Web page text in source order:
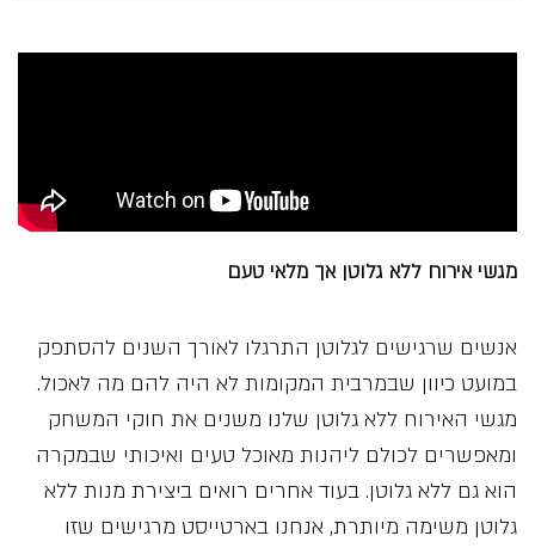
מגשי אירוח ללא גלוטן אך מלאי טעם
אנשים שרגישים לגלוטן התרגלו לאורך השנים להסתפק
במועט כיוון שבמרבית המקומות לא היה להם מה לאכול.
מגשי האירוח ללא גלוטן שלנו משנים את חוקי המשחק
ומאפשרים לכולם ליהנות מאוכל טעים ואיכותי שבמקרה
הוא גם ללא גלוטן. בעוד אחרים רואים ביצירת מנות ללא
גלוטן משימה מיותרת, אנחנו בארטייסט מרגישים שזו